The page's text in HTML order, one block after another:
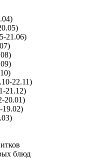
21.06)
22.11)
21.12)
20.01)
19.02)
блюд